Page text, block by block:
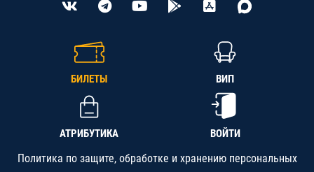
БИЛЕТЫ ВИП
АТРИБУТИКА ВОЙТИ
Политика по защите, обработке и хранению персональных